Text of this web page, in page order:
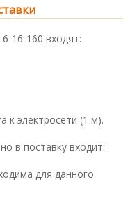
16-160 входят:
к электросети (1 м).
в поставку входит:
для данного